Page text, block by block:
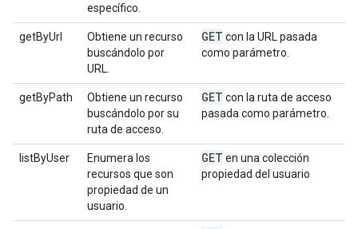
específico.
getByUrl
Obtiene un recurso
buscándolo por
URL.
GET con la URL pasada
como parámetro.
getByPath
Obtiene un recurso
buscándolo por su
ruta de acceso.
GET con la ruta de acceso
pasada como parámetro.
listByUser
Enumera los
recursos que son
propiedad de un
usuario.
GET en una colección
propiedad del usuario